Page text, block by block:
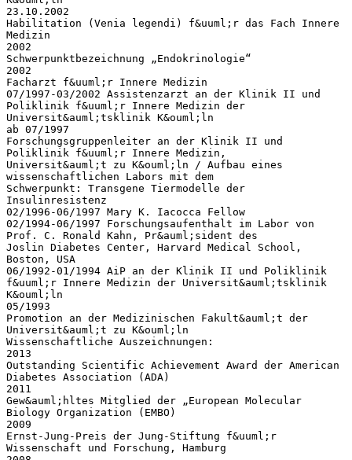
23.10.2002
Habilitation (Venia legendi) f&uuml;r das Fach Innere
Medizin
2002
Schwerpunktbezeichnung „Endokrinologie“
2002
Facharzt f&uuml;r Innere Medizin
07/1997-03/2002 Assistenzarzt an der Klinik II und
Poliklinik f&uuml;r Innere Medizin der
Universit&auml;tsklinik K&ouml;ln
ab 07/1997
Forschungsgruppenleiter an der Klinik II und
Poliklinik f&uuml;r Innere Medizin,
Universit&auml;t zu K&ouml;ln / Aufbau eines
wissenschaftlichen Labors mit dem
Schwerpunkt: Transgene Tiermodelle der
Insulinresistenz
02/1996-06/1997 Mary K. Iacocca Fellow
02/1994-06/1997 Forschungsaufenthalt im Labor von
Prof. C. Ronald Kahn, Pr&auml;sident des
Joslin Diabetes Center, Harvard Medical School,
Boston, USA
06/1992-01/1994 AiP an der Klinik II und Poliklinik
f&uuml;r Innere Medizin der Universit&auml;tsklinik
K&ouml;ln
05/1993
Promotion an der Medizinischen Fakult&auml;t der
Universit&auml;t zu K&ouml;ln
Wissenschaftliche Auszeichnungen:
2013
Outstanding Scientific Achievement Award der American
Diabetes Association (ADA)
2011
Gew&auml;hltes Mitglied der „European Molecular
Biology Organization (EMBO)
2009
Ernst-Jung-Preis der Jung-Stiftung f&uuml;r
Wissenschaft und Forschung, Hamburg